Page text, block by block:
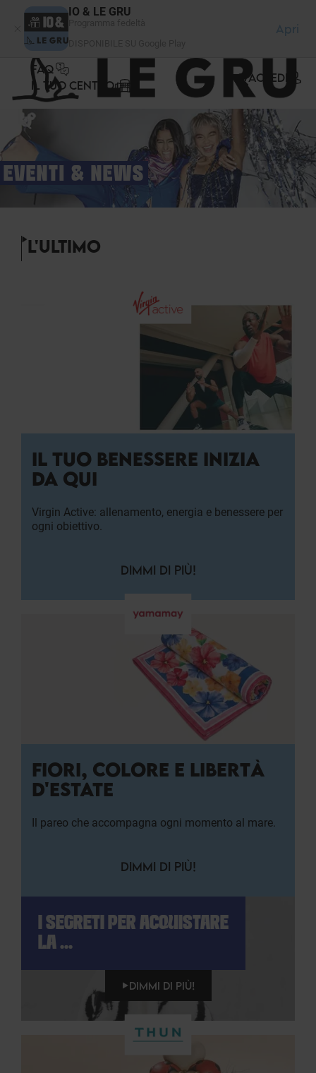
IO & LE GRU
Apri
FAQ
IL TUO CENTRO
ACCEDI
EVENTI & NEWS
L'ULTIMO
IL TUO BENESSERE INIZIA
DA QUI
Virgin Active: allenamento, energia e benessere per
ogni obiettivo.
DIMMI DI PIÙ!
FIORI, COLORE E LIBERTÀ
D'ESTATE
Il pareo che accompagna ogni momento al mare.
DIMMI DI PIÙ!
I SEGRETI PER ACQUISTARE
LA ...
DIMMI DI PIÙ!
Pannello di gestione dei cookies